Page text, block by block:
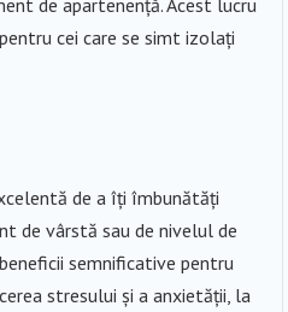
de apartenență. Acest lucru
cei care se simt izolați
de a îți îmbunătăți
de vârstă sau de nivelul de
semnificative pentru
stresului și a anxietății, la